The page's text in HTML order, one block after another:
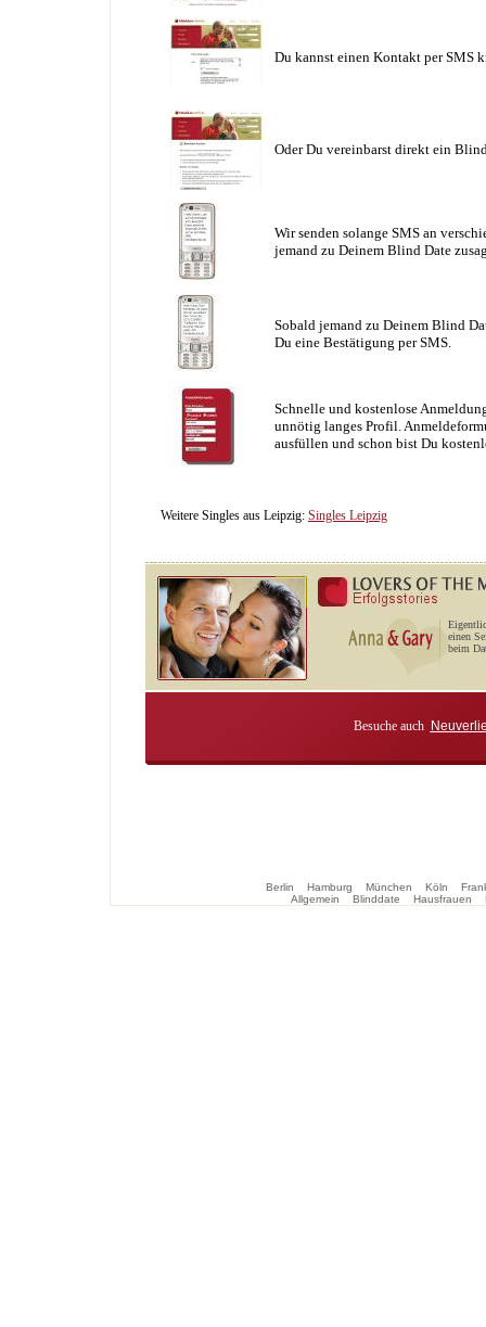
Du kannst einen Kontakt per SMS
Oder Du vereinbarst direkt ein
Wir senden solange SMS an
jemand zu Deinem Blind Date
Sobald jemand zu Deinem Blind
Du eine Bestätigung per SMS.
Schnelle und kostenlose
unnötig langes Profil.
ausfüllen und schon bist Du
Weitere Singles aus Leipzig: Singles Leipzig
einen
beim
Besuche auch
Berlin Hamburg München Köln
Allgemein
Blinddate Hausfrauen